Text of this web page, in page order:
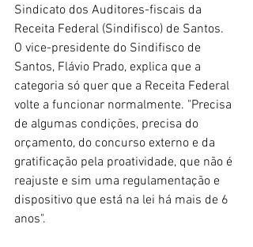
Sindicato dos Auditores-fiscais da
Receita Federal (Sindifisco) de Santos.
O vice-presidente do Sindifisco de
Santos, Flávio Prado, explica que a
categoria só quer que a Receita Federal
volte a funcionar normalmente. "Precisa
de algumas condições, precisa do
orçamento, do concurso externo e da
gratificação pela proatividade, que não é
reajuste e sim uma regulamentação e
dispositivo que está na lei há mais de 6
anos".